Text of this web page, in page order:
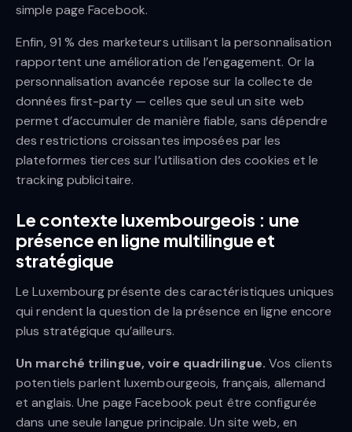
simple page Facebook.
Enfin, 91 % des marketeurs utilisant la personnalisation
rapportent une amélioration de l’engagement. Or la
personnalisation avancée repose sur la collecte de
données first-party — celles que seul un site web
permet d’accumuler de manière fiable, sans dépendre
des restrictions croissantes imposées par les
plateformes tierces sur l’utilisation des cookies et le
tracking publicitaire.
Le contexte luxembourgeois : une
présence en ligne multilingue et
stratégique
Le Luxembourg présente des caractéristiques uniques
qui rendent la question de la présence en ligne encore
plus stratégique qu’ailleurs.
Un marché trilingue, voire quadrilingue. Vos clients
potentiels parlent luxembourgeois, français, allemand
et anglais. Une page Facebook peut être configurée
dans une seule langue principale. Un site web, en